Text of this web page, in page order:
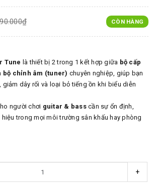
CÒN HÀNG
Tune là thiết bị 2 trong 1 kết hợp giữa bộ cấp
bộ chỉnh âm (tuner) chuyên nghiệp, giúp bạn
dây rối và loại bỏ tiếng ồn khi biểu diễn
người chơi guitar & basscần sự ổn định,
trong mọi môi trường sân khấu hay phòng
+